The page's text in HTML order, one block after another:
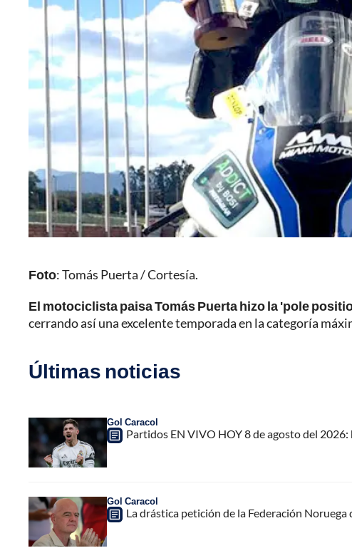
Foto: Tomás Puerta / Cortesía.
El motociclista paisa Tomás Puerta hizo la 'pole
cerrando así una excelente temporada en la categoría
Últimas noticias
Gol Caracol
Partidos EN VIVO HOY 8 de agosto del
Gol Caracol
La drástica petición de la Federación